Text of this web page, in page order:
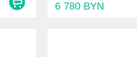
6 780 BYN